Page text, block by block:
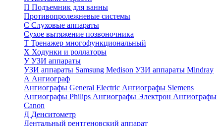
П Подъемник для ванны
Противопролежневые системы
С Слуховые аппараты
Сухое вытяжение позвоночника
Т Тренажер многофункциональный
Х Ходунки и роллаторы
УУЗИ аппараты
УЗИ аппараты Samsung Medison УЗИ аппараты Mindray
А Ангиограф
Ангиографы General Electric Ангиографы Siemens
Ангиографы Philips Ангиографы Электрон Ангиографы
Canon
Д Денситометр
Дентальный рентгеновский аппарат